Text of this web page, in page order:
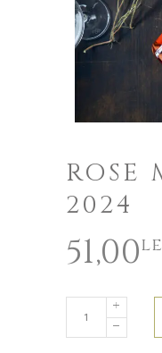
ROSE
2024
51,00